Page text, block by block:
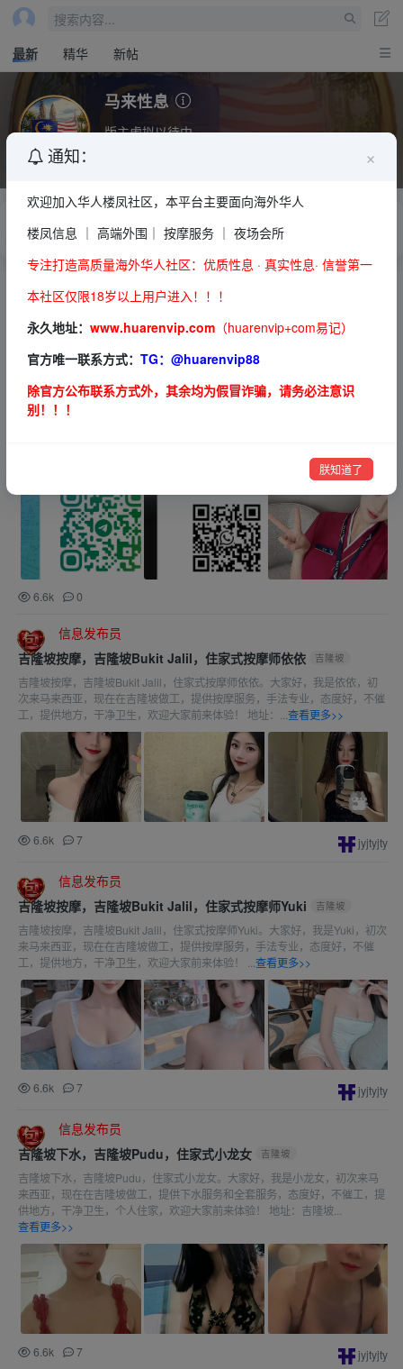
搜索内容...
最新
精华 新帖
马来性息
版主虚拟以待中...
全部 吉隆坡 新山 槟城 雪兰莪 霹雳 马六甲
大马.吉隆坡.顶级美女.全城上门
吉隆坡
国、日本、韩国、哈萨克、俄罗斯、越南、本地华人、本地马来妹等，...
6.6k 0
信息发布员
吉隆坡按摩，吉隆坡Bukit Jalil，住家式按摩师依依
吉隆坡
吉隆坡按摩，吉隆坡Bukit Jalil，住家式按摩师依依。大家好，我是依依，初
次来马来西亚，现在在吉隆坡做工，提供按摩服务，手法专业，态度好，不催
工，提供地方，干净卫生，欢迎大家前来体验！ 地址：...查看更多>>
6.6k 7 jyjtyjty
信息发布员
吉隆坡按摩，吉隆坡Bukit Jalil，住家式按摩师Yuki
吉隆坡
吉隆坡按摩，吉隆坡Bukit Jalil，住家式按摩师Yuki。大家好，我是Yuki，初次
来马来西亚，现在在吉隆坡做工，提供按摩服务，手法专业，态度好，不催
工，提供地方，干净卫生，欢迎大家前来体验！ ...查看更多>>
6.6k 7 jyjtyjty
信息发布员
吉隆坡下水，吉隆坡Pudu，住家式小龙女
吉隆坡
吉隆坡下水，吉隆坡Pudu，住家式小龙女。大家好，我是小龙女，初次来马
来西亚，现在在吉隆坡做工，提供下水服务和全套服务，态度好，不催工，提
供地方，干净卫生，个人住家，欢迎大家前来体验！ 地址：吉隆坡...
查看更多>>
6.6k 7 jyjtyjty
通知： ×
欢迎加入华人楼凤社区，本平台主要面向海外华人
楼凤信息 ｜ 高端外围｜ 按摩服务 ｜ 夜场会所
专注打造高质量海外华人社区：优质性息 · 真实性息· 信誉第一
本社区仅限18岁以上用户进入！！！
永久地址： www.huarenvip.com（huarenvip+com易记）
官方唯一联系方式： TG： @huarenvip88
除官方公布联系方式外，其余均为假冒诈骗，请务必注意识
别！！！
朕知道了